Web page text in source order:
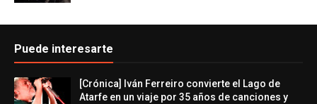
Puede interesarte
[Crónica] Iván Ferreiro convierte el Lago de
Atarfe en un viaje por 35 años de canciones y